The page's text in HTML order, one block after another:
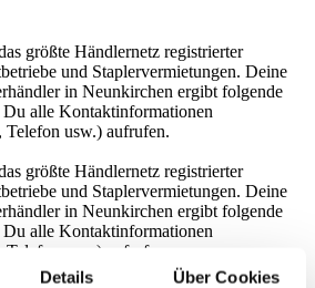
Details Über Cookies
größte Händlernetz registrierter
und Staplervermietungen. Deine
in Neunkirchen ergibt folgende
alle Kontaktinformationen
usw.) aufrufen.
größte Händlernetz registrierter
und Staplervermietungen. Deine
in Neunkirchen ergibt folgende
alle Kontaktinformationen
usw.) aufrufen.